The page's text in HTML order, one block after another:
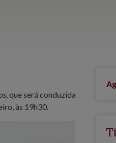
, que será conduzida
às 19h30.